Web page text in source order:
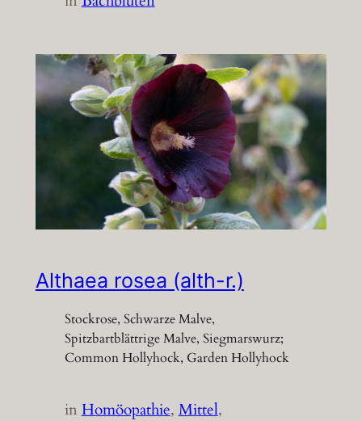
Althaea rosea (alth-r.)
Stockrose, Schwarze Malve,
Spitzbartblättrige Malve, Siegmarswurz;
Common Hollyhock, Garden Hollyhock
inHomöopathie, Mittel